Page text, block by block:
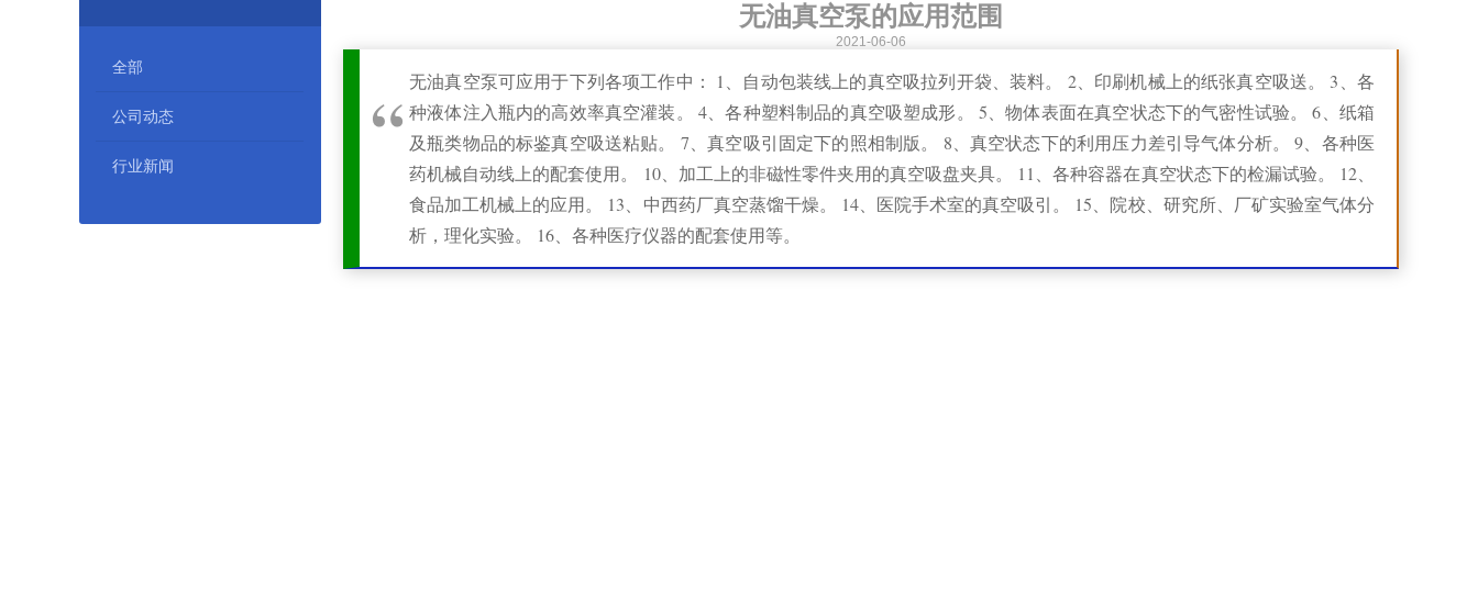
全部
公司动态
行业新闻
无油真空泵的应用范围
2021-06-06
无油真空泵可应用于下列各项工作中： 1、自动包装线上的真空吸拉列开袋、装料。 2、印刷机械上的纸张真空吸送。 3、各
种液体注入瓶内的高效率真空灌装。 4、各种塑料制品的真空吸塑成形。 5、物体表面在真空状态下的气密性试验。 6、纸箱
及瓶类物品的标鉴真空吸送粘贴。 7、真空吸引固定下的照相制版。 8、真空状态下的利用压力差引导气体分析。 9、各种医
药机械自动线上的配套使用。 10、加工上的非磁性零件夹用的真空吸盘夹具。 11、各种容器在真空状态下的检漏试验。 12、
食品加工机械上的应用。 13、中西药厂真空蒸馏干燥。 14、医院手术室的真空吸引。 15、院校、研究所、厂矿实验室气体分
析，理化实验。 16、各种医疗仪器的配套使用等。